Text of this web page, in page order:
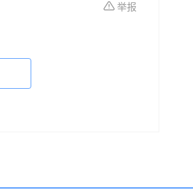
行动，本文作者、出版方
举报